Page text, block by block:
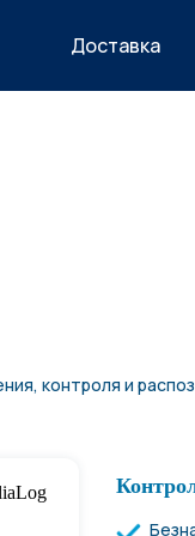
Доставка
контроля и